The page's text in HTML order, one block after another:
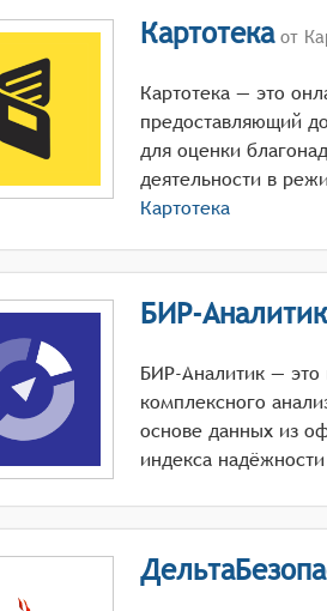
Картотекаот
Картотека — это
предоставляющий
для оценки
деятельности в
Картотека
БИР-Аналитик
БИР-Аналитик — это
комплексного
основе данных из
индекса